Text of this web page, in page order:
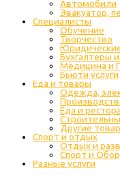
Автомобили
Эвакуатор,
Специалисты
Обучение
Творчество
Юридические
Бухгалтеры
Медицина и
Бьюти услуги
Еда и товары
Одежда,
Еда и
Другие
Спорт и отдых
Отдых и
Спорт и
Разные услуги